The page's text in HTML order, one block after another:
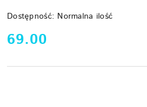
Dostępność: Normalna ilość
cena:
69.00